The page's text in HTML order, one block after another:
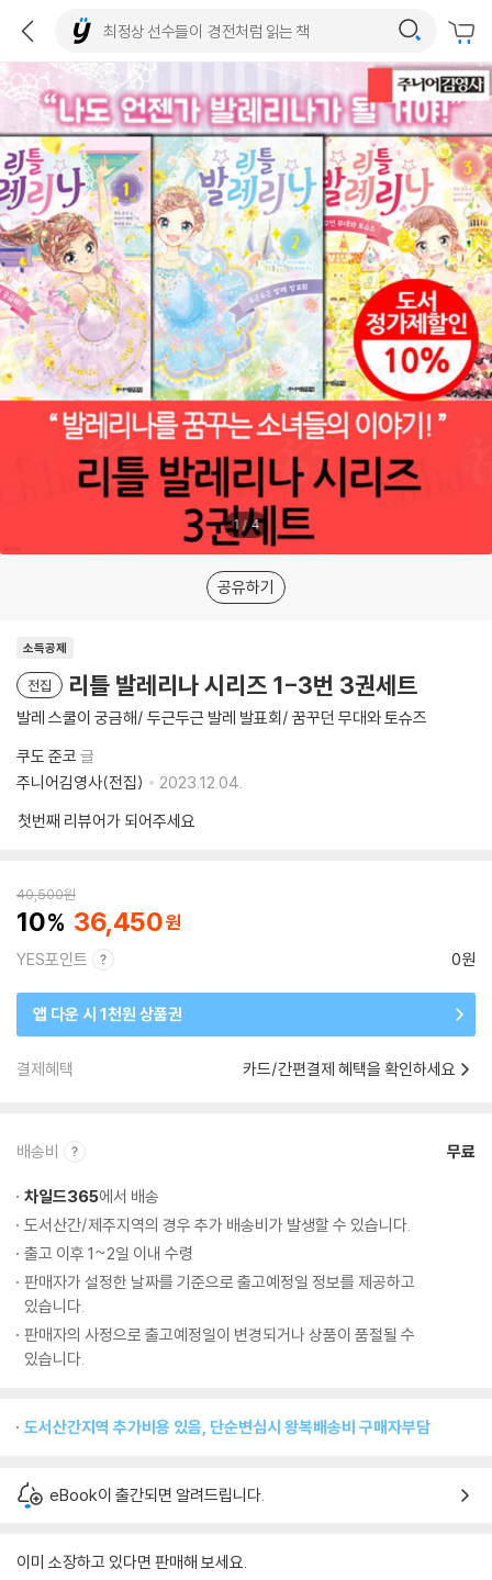
1 /4
공유하기
소득공제
전집 리틀 발레리나 시리즈 1-3번 3권세트
발레 스쿨이 궁금해/ 두근두근 발레 발표회/ 꿈꾸던 무대와 토슈즈
쿠도 준코 글
주니어김영사(전집)
2023.12.04.
첫번째 리뷰어가 되어주세요
40,500원
10 36,450
YES포인트 0원
앱 다운 시 1천원 상품권
결제혜택 카드/간편결제 혜택을 확인하세요
배송비 무료
차일드365에서 배송
도서산간/제주지역의 경우 추가 배송비가 발생할 수 있습니다.
출고 이후 1~2일 이내 수령
판매자가 설정한 날짜를 기준으로 출고예정일 정보를 제공하고
있습니다.
판매자의 사정으로 출고예정일이 변경되거나 상품이 품절될 수
있습니다.
도서산간지역 추가비용 있음, 단순변심시 왕복배송비 구매자부담
eBook이 출간되면 알려드립니다.
이미 소장하고 있다면 판매해 보세요.